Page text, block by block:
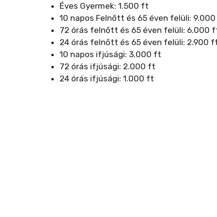
Éves Gyermek: 1.500 ft
10 napos Felnőtt és 65 éven felüli:
72 órás felnőtt és 65 éven felüli: 6.000
24 órás felnőtt és 65 éven felüli: 2.900
10 napos ifjúsági: 3.000 ft
72 órás ifjúsági: 2.000 ft
24 órás ifjúsági: 1.000 ft